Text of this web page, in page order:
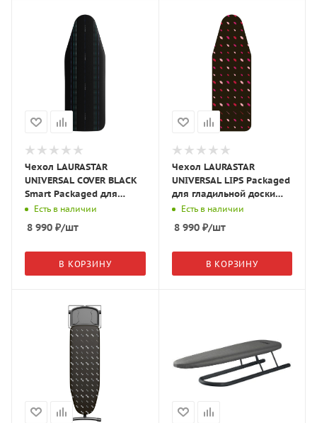
Чехол LAURASTAR
UNIVERSAL COVER BLACK
Smart Packaged для
гладильной доски 99119
Есть в наличии
8 990 ₽/шт
В КОРЗИНУ
Чехол LAURASTAR
UNIVERSAL LIPS Packaged
для гладильной доски
78593
Есть в наличии
8 990₽/шт
В КОРЗИНУ